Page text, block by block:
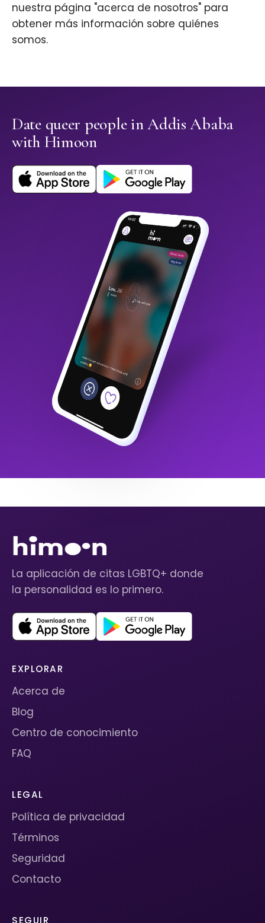
nuestra página "acerca de nosotros" para
obtener más información sobre quiénes
somos.
Date queer people in Addis Ababa
with Himoon
La aplicación de citas LGBTQ+ donde
la personalidad es lo primero.
EXPLORAR
Acerca de
Blog
Centro de conocimiento
FAQ
LEGAL
Política de privacidad
Términos
Seguridad
Contacto